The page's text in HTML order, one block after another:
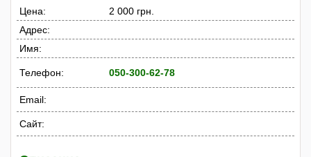
Цена:
2 000 грн.
Адрес:
Имя:
Телефон: 050-300-62-78
Email:
Сайт: